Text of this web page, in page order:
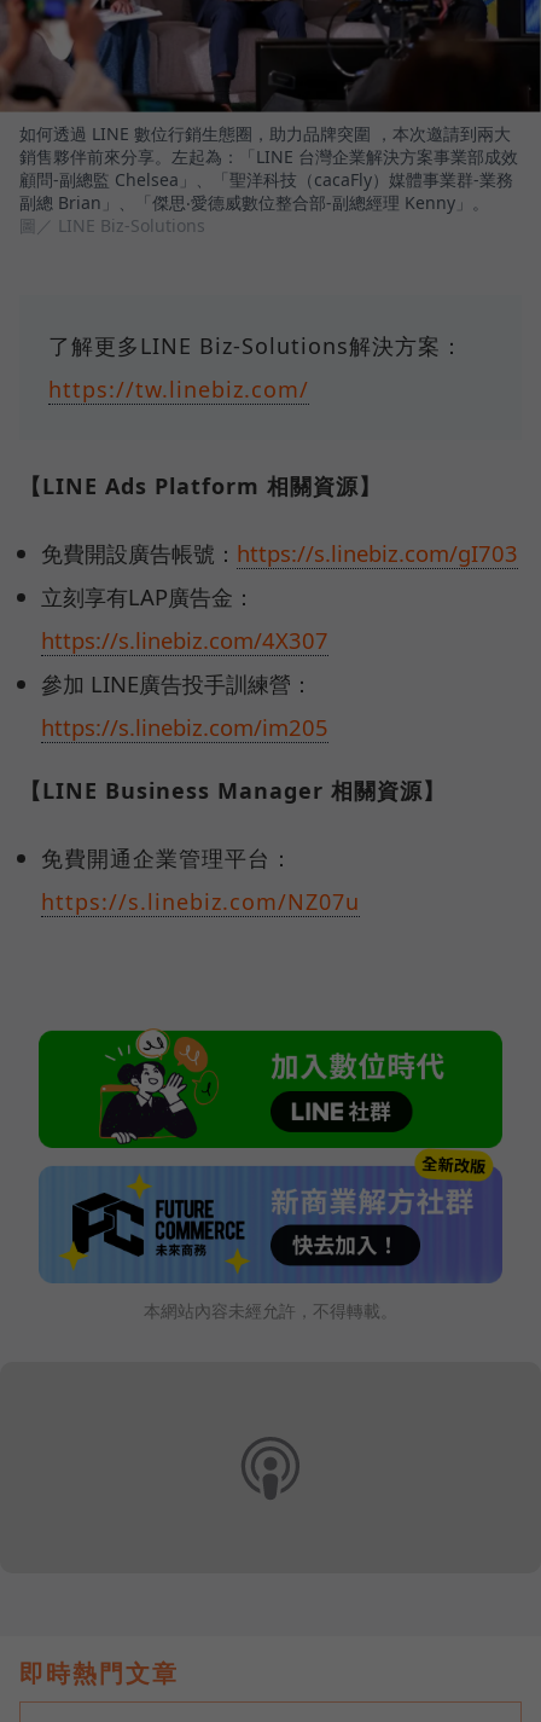
如何透過 LINE 數位行銷生態圈，助力品牌突圍 ，本次邀請到兩大
銷售夥伴前來分享。左起為：「LINE 台灣企業解決方案事業部成效
顧問-副總監 Chelsea」、「聖洋科技（cacaFly）媒體事業群-業務
副總 Brian」、「傑思‧愛德威數位整合部-副總經理 Kenny」。
圖／ LINE Biz-Solutions
了解更多LINE Biz-Solutions解決方案：
https://tw.linebiz.com/
【LINE Ads Platform 相關資源】
免費開設廣告帳號： https://s.linebiz.com/gI703
立刻享有LAP廣告金：
https://s.linebiz.com/4X307
參加 LINE廣告投手訓練營：
https://s.linebiz.com/im205
【LINE Business Manager 相關資源】
免費開通企業管理平台：
https://s.linebiz.com/NZ07u
本網站內容未經允許，不得轉載。
即時熱門文章